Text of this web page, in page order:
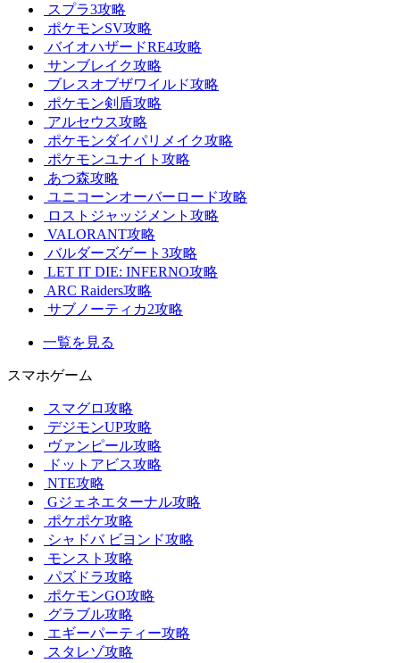
スプラ3攻略
ポケモンSV攻略
バイオハザードRE4攻略
サンブレイク攻略
ブレスオブザワイルド攻略
ポケモン剣盾攻略
アルセウス攻略
ポケモンダイパリメイク攻略
ポケモンユナイト攻略
あつ森攻略
ユニコーンオーバーロード攻略
ロストジャッジメント攻略
VALORANT攻略
バルダーズゲート3攻略
LET IT DIE: INFERNO攻略
ARC Raiders攻略
サブノーティカ2攻略
一覧を見る
スマホゲーム
スマグロ攻略
デジモンUP攻略
ヴァンピール攻略
ドットアビス攻略
NTE攻略
Gジェネエターナル攻略
ポケポケ攻略
シャドバ ビヨンド攻略
モンスト攻略
パズドラ攻略
ポケモンGO攻略
グラブル攻略
エギーパーティー攻略
スタレゾ攻略